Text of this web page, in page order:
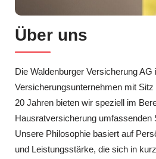
Über uns
Die Waldenburger Versicherung AG
Versicherungsunternehmen mit
20 Jahren bieten wir speziell im
Hausratversicherung umfassenden
Unsere Philosophie basiert auf
und Leistungsstärke, die sich in